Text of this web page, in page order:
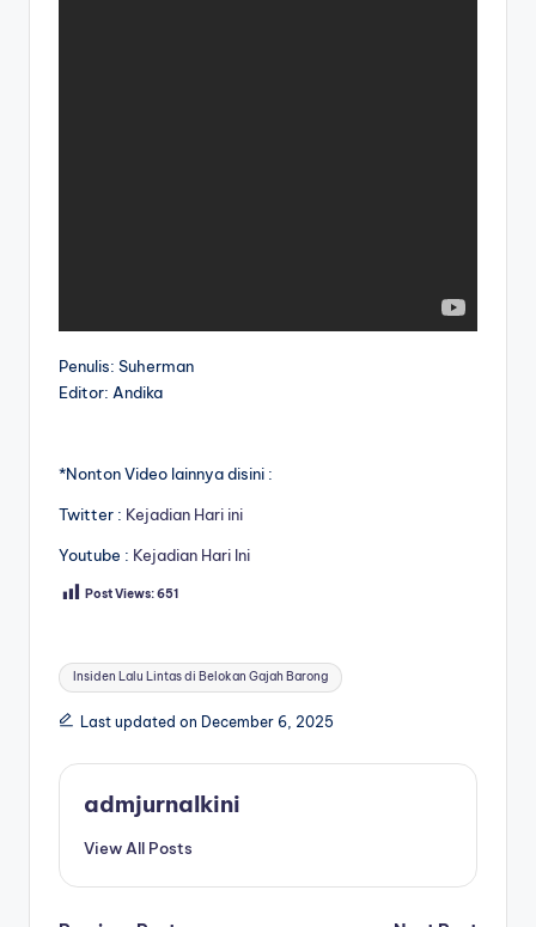
Penulis: Suherman
Editor: Andika
*Nonton Video lainnya disini :
Twitter : Kejadian Hari ini
Youtube : Kejadian Hari Ini
Post Views:651
Tags:
Insiden Lalu Lintas di Belokan Gajah Barong
Last updated on December 6, 2025
admjurnalkini
View All Posts